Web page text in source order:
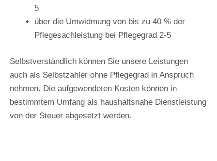
5
über die Umwidmung von bis zu 40 % der
Pflegesachleistung bei Pflegegrad 2-5
Selbstverständlich können Sie unsere Leistungen
auch als Selbstzahler ohne Pflegegrad in Anspruch
nehmen. Die aufgewendeten Kosten können in
bestimmtem Umfang als haushaltsnahe Dienstleistung
von der Steuer abgesetzt werden.